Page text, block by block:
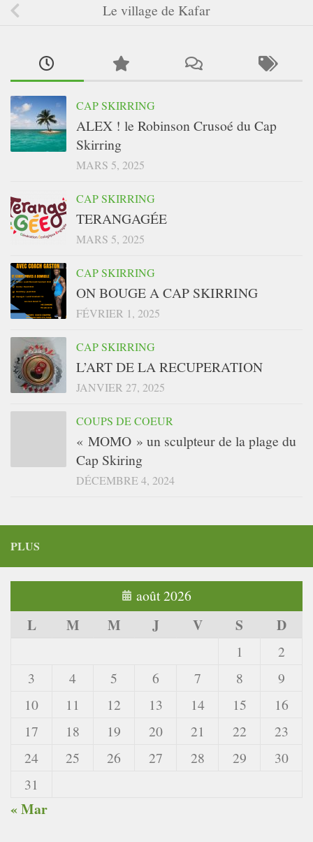
Le village de Kafar
CAP SKIRRING
ALEX ! le Robinson Crusoé du Cap
Skirring
MARS 5, 2025
CAP SKIRRING
TERANGAGÉE
MARS 5, 2025
CAP SKIRRING
ON BOUGE A CAP SKIRRING
FÉVRIER 1, 2025
CAP SKIRRING
L’ART DE LA RECUPERATION
JANVIER 27, 2025
COUPS DE COEUR
« MOMO » un sculpteur de la plage du
Cap Skiring
DÉCEMBRE 4, 2024
PLUS
août 2026
L M M J V S D
1
2
3
4 5 6 7 8
9
10
11 12 13 14 15
16
17
18 19 20 21 22
23
24
25 26 27 28 29
30
31
« Mar